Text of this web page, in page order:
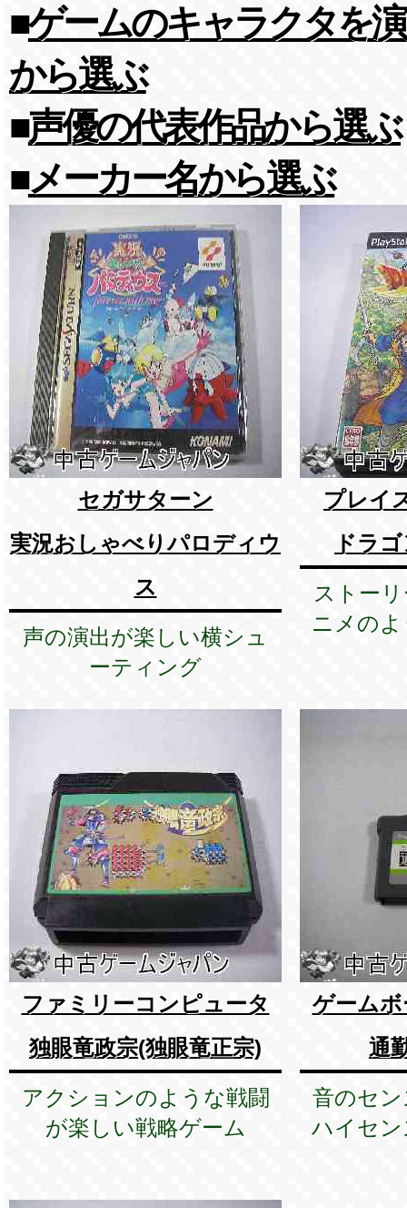
■ゲームのキャラクタを
から選ぶ
■声優の代表作品から選ぶ
■メーカー名から選ぶ
セガサターン
実況おしゃべりパロディウ
ス
声の演出が楽しい横シュ
ーティング
プレイ
ドラ
ストー
ニメの
ファミリーコンピュータ
独眼竜政宗(独眼竜正宗)
アクションのような戦闘
が楽しい戦略ゲーム
ゲーム
通
音のセ
ハイセ